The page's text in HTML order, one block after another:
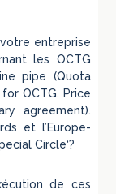
entreprise
les OCTG
pipe (Quota
OCTG, Price
agreement).
et l’Europe-
Circle‘?
de ces